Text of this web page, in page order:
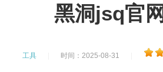
黑洞jsq官网
工具 时间：2025-08-31